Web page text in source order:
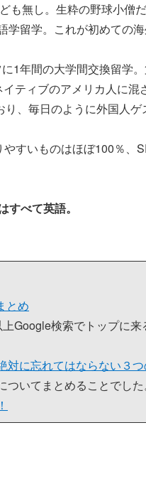
も無し。生粋の野球小僧
学留学。これが初めての
1年間の大学間交換留学
ティブのアメリカ人に混
、毎日のように外国人
すいものはほぼ100％、
すべて英語。
とめ
Google検索でトップに来
対に忘れてはならない３
ついてまとめることでし